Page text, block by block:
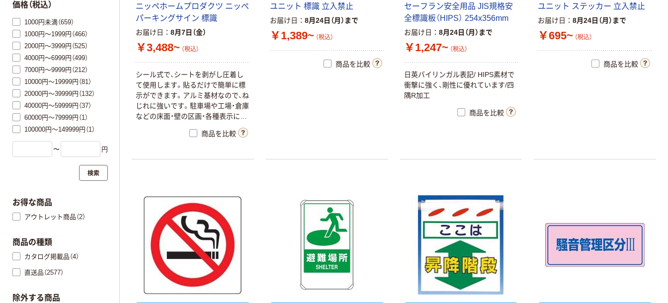
ニッペホームプロダクツ ニッぺ
パーキングサイン 標識
お届け日 8月7日（金）
￥3,488~ （税込）
シール式で、シートを剥がし圧着し
て使用します。貼るだけで簡単に標
示ができます。アルミ基材なので、ね
じれに強いです。駐車場や工場・倉庫
などの床面・壁の区画・各種表示に。
商品を比較
ユニット 標識 立入禁止
お届け日 8月24日（月）まで
￥1,389~ （税込）
商品を比較
セーフラン安全用品 JIS規格安
全標識板（HIPS） 254x356mm
お届け日 8月24日（月）まで
￥1,247~ （税込）
日英バイリンガル表記/ HIPS素材で
衝撃に強く、剛性に優れています/四
隅R加工
商品を比較
ユニット ステッカー 立入禁止
お届け日 8月24日（月）まで
￥695~ （税込）
商品を比較
価格（税込）
1000円未満（659）
1000円～1999円（466）
2000円～3999円（525）
4000円～6999円（499）
7000円～9999円（212）
10000円～19999円（81）
20000円～39999円（132）
40000円～59999円（37）
60000円～79999円（1）
100000円～149999円（1）
〜 円
検索
お得な商品
アウトレット商品（2）
商品の種類
カタログ掲載品（4）
直送品（2577）
除外する商品